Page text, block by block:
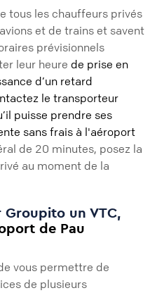
tous les chauffeurs privés
et de trains et savent
prévisionnels
leur heure de prise en
d’un retard
le transporteur
puisse prendre ses
sans frais à l'aéroport
de 20 minutes, posez la
au moment de la
un VTC,
de Pau
vous permettre de
de plusieurs